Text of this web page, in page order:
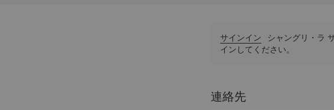
サインイン
シャングリ・ラ
インしてください。
連絡先